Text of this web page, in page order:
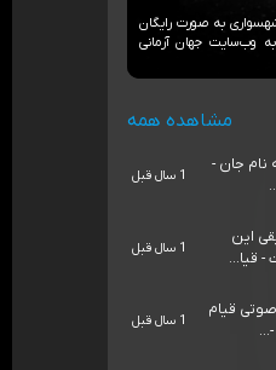
به صورت رایگان
وب‌سایت جهان آرمانی
مشاهده همه
نام جان -
1 سال قبل
این
قیا...
1 سال قبل
قیام
...
1 سال قبل